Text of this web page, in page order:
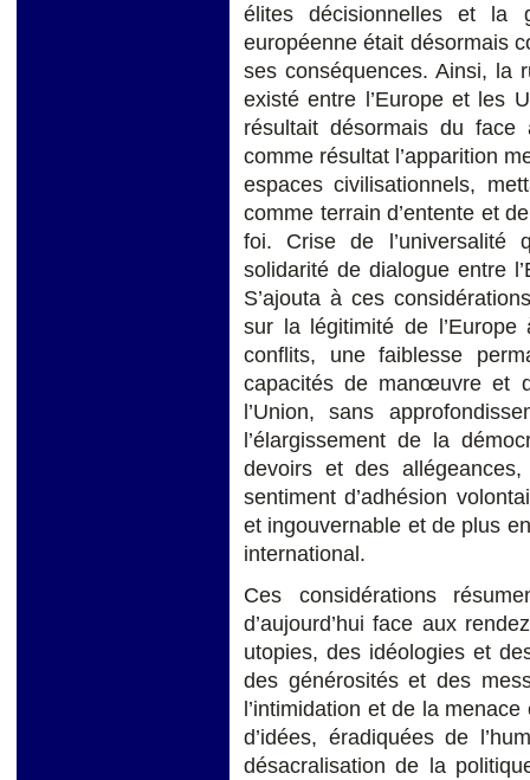
élites décisionnelles et la
européenne était désormais
ses conséquences. Ainsi, la
existé entre l’Europe et les
résultait désormais du face
comme résultat l’apparition
espaces civilisationnels,
comme terrain d’entente et
foi. Crise de l’universalité
solidarité de dialogue entre
S’ajouta à ces
sur la légitimité de
conflits, une faiblesse
capacités de manœuvre et
l’Union, sans
l’élargissement de la
devoirs et des
sentiment d’adhésion
et ingouvernable et de plus
international.
Ces considérations
d’aujourd’hui face aux
utopies, des idéologies et
des générosités et des
l’intimidation et de la
d’idées, éradiquées de
désacralisation de la